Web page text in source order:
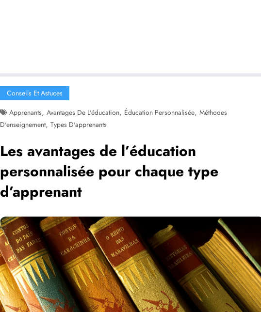
Conseils Et Astuces
Apprenants, Avantages De L'éducation, Éducation Personnalisée, Méthodes
D'enseignement, Types D'apprenants
Les avantages de l’éducation
personnalisée pour chaque type
d’apprenant